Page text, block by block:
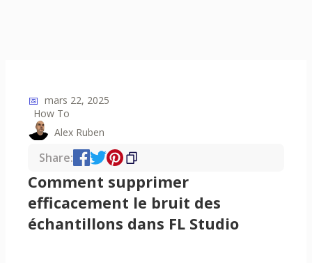
📅 mars 22, 2025
How To
Alex Ruben
Share:
Comment supprimer
efficacement le bruit des
échantillons dans FL Studio